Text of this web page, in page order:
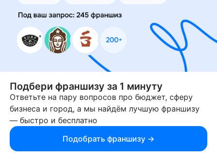
День:
Месяц:
Год:
Лучшие франшизы
у вас в мессенджере
Подпишись и бесплатный бот пришлет
Подбери франшизу за 1 минуту
Ответьте на пару вопросов про бюджет, сферу
бизнеса и город, а мы найдём лучшую франшизу
— быстро и бесплатно
Подобрать франшизу →